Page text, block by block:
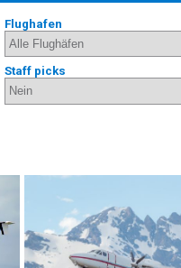
Flughafen
Staff picks